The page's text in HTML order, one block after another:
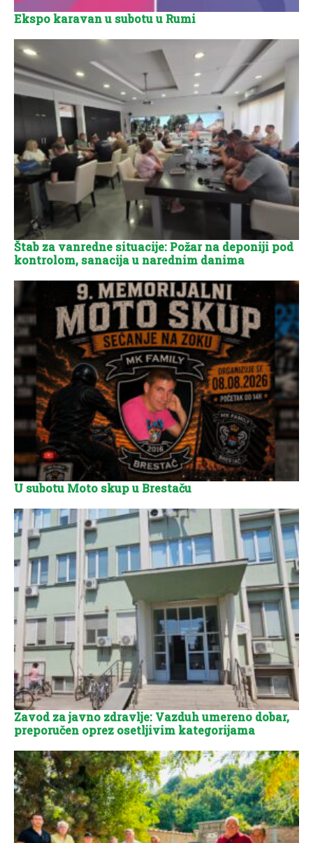
Ekspo karavan u subotu u Rumi
Štab za vanredne situacije: Požar na deponiji pod
kontrolom, sanacija u narednim danima
U subotu Moto skup u Brestaču
Zavod za javno zdravlje: Vazduh umereno dobar,
preporučen oprez osetljivim kategorijama